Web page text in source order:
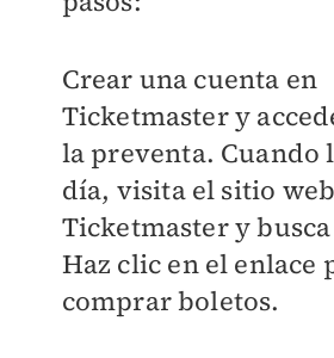
Crear una cuenta en
Ticketmaster y
la preventa. Cuando
día, visita el sitio
Ticketmaster y
Haz clic en el enlace
comprar boletos.